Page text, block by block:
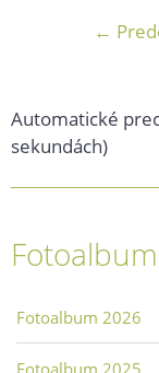
←
Automatické
sekundách)
Fotoalbum
Fotoalbum 2026